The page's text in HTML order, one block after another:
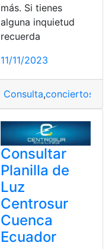
Cuenca ,Ecuador
más. Si tienes
alguna inquietud
recuerda
11/11/2023
Consulta,conciertos
Consultar
Planilla de
Luz
Centrosur
Cuenca
Ecuador